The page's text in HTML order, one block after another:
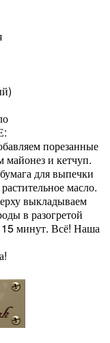
порезанные
и кетчуп.
для выпечки
масло.
выкладываем
в разогретой
15 минут. Всё! Наша